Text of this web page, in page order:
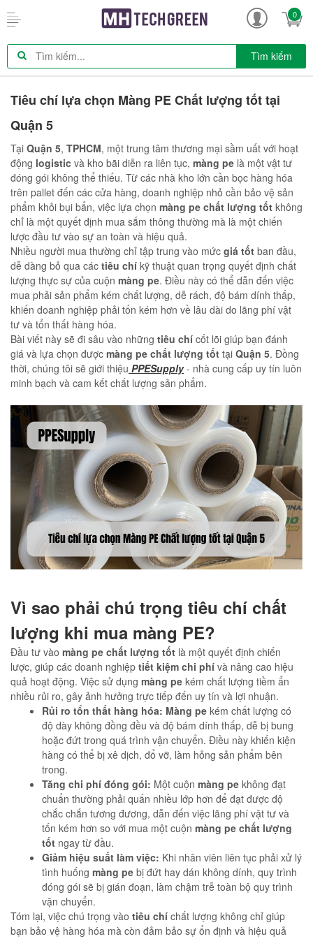
0
Tìm kiếm
Tiêu chí lựa chọn Màng PE Chất lượng tốt tại
Quận 5
Tại Quận 5, TPHCM, một trung tâm thương mại sầm uất với hoạt
động logistic và kho bãi diễn ra liên tục, màng pe là một vật tư
đóng gói không thể thiếu. Từ các nhà kho lớn cần bọc hàng hóa
trên pallet đến các cửa hàng, doanh nghiệp nhỏ cần bảo vệ sản
phẩm khỏi bụi bẩn, việc lựa chọn màng pe chất lượng tốt không
chỉ là một quyết định mua sắm thông thường mà là một chiến
lược đầu tư vào sự an toàn và hiệu quả.
Nhiều người mua thường chỉ tập trung vào mức giá tốt ban đầu,
dễ dàng bỏ qua các tiêu chí kỹ thuật quan trọng quyết định chất
lượng thực sự của cuộn màng pe. Điều này có thể dẫn đến việc
mua phải sản phẩm kém chất lượng, dễ rách, độ bám dính thấp,
khiến doanh nghiệp phải tốn kém hơn về lâu dài do lãng phí vật
tư và tổn thất hàng hóa.
Bài viết này sẽ đi sâu vào những tiêu chí cốt lõi giúp bạn đánh
giá và lựa chọn được màng pe chất lượng tốt tại Quận 5. Đồng
thời, chúng tôi sẽ giới thiệu PPESupply- nhà cung cấp uy tín luôn
minh bạch và cam kết chất lượng sản phẩm.
Vì sao phải chú trọng tiêu chí chất
lượng khi mua màng PE?
Đầu tư vào màng pe chất lượng tốt là một quyết định chiến
lược, giúp các doanh nghiệp tiết kiệm chi phí và nâng cao hiệu
quả hoạt động. Việc sử dụng màng pe kém chất lượng tiềm ẩn
nhiều rủi ro, gây ảnh hưởng trực tiếp đến uy tín và lợi nhuận.
Rủi ro tổn thất hàng hóa: Màng pe kém chất lượng có
độ dày không đồng đều và độ bám dính thấp, dễ bị bung
hoặc đứt trong quá trình vận chuyển. Điều này khiến kiện
hàng có thể bị xê dịch, đổ vỡ, làm hỏng sản phẩm bên
trong.
Tăng chi phí đóng gói: Một cuộn màng pe không đạt
chuẩn thường phải quấn nhiều lớp hơn để đạt được độ
chắc chắn tương đương, dẫn đến việc lãng phí vật tư và
tốn kém hơn so với mua một cuộn màng pe chất lượng
tốt ngay từ đầu.
Giảm hiệu suất làm việc: Khi nhân viên liên tục phải xử lý
tình huống màng pe bị đứt hay dán không dính, quy trình
đóng gói sẽ bị gián đoạn, làm chậm trễ toàn bộ quy trình
vận chuyển.
Tóm lại, việc chú trọng vào tiêu chí chất lượng không chỉ giúp
bạn bảo vệ hàng hóa mà còn đảm bảo sự ổn định và hiệu quả